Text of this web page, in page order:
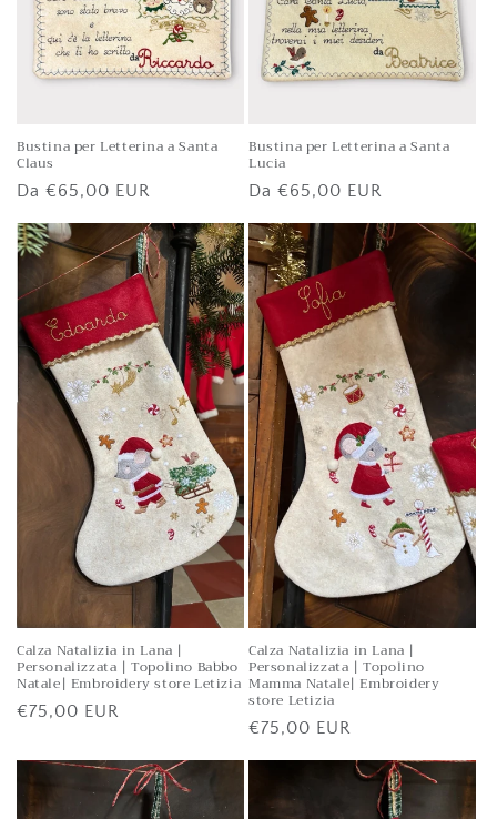
Bustina per Letterina a Santa
Claus
Prezzo
listino
Da €65,00 EUR
Bustina per Letterina a Santa
Lucia
Prezzo
listino
Da €65,00 EUR
Calza Natalizia in Lana |
Personalizzata | Topolino Babbo
Natale| Embroidery store Letizia
Prezzo
listino
€75,00 EUR
Calza Natalizia in Lana |
Personalizzata | Topolino
Mamma Natale| Embroidery
store Letizia
Prezzo
€75,00 EUR